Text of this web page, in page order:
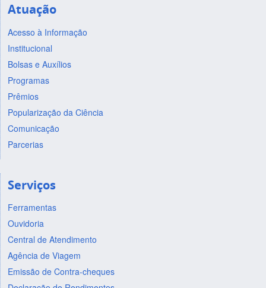
Atuação
Acesso à Informação
Institucional
Bolsas e Auxílios
Programas
Prêmios
Popularização da Ciência
Comunicação
Parcerias
Serviços
Ferramentas
Ouvidoria
Central de Atendimento
Agência de Viagem
Emissão de Contra-cheques